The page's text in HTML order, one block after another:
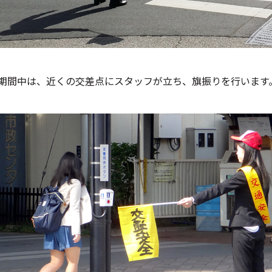
間中は、近くの交差点にスタッフが立ち、旗振りを行います